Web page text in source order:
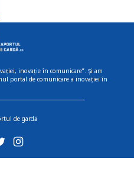
inovație în comunicare”. Și am
portal de comunicare a inovației în
de gardă